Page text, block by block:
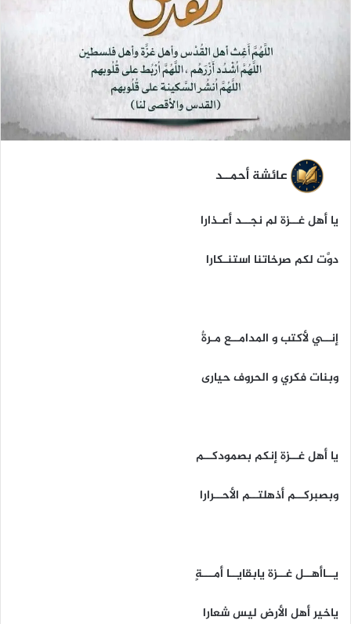
عائشة أحمــد
يا أهل غــزة لم نجــد أعـذارا
دوَّت لكم صرخاتنا استنـكارا
إنــي لأكتب و المدامــع مـرةٌ
وبنات فكري و الحروف حيارى
يا أهل غــزة إنكم بصمودكــم
وبصبركــم أذهلتــم الأحــرارا
يــاأهــل غــزة يابقايــا أمـــةٍ
ياخير أهل الأرض ليس شعارا